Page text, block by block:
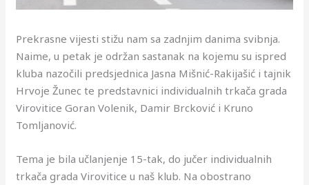
Prekrasne vijesti stižu nam sa zadnjim danima svibnja.
Naime, u petak je održan sastanak na kojemu su ispred
kluba nazočili predsjednica Jasna Mišnić-Rakijašić i tajnik
Hrvoje Žunec te predstavnici individualnih trkača grada
Virovitice Goran Volenik, Damir Brcković i Kruno
Tomljanović.
Tema je bila učlanjenje 15-tak, do jučer individualnih
trkača grada Virovitice u naš klub. Na obostrano